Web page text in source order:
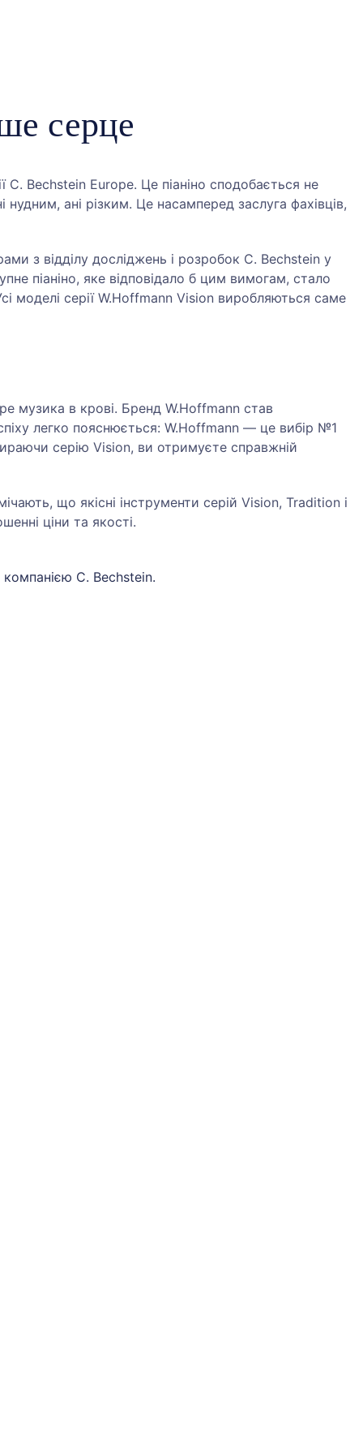
серце
C. Bechstein Europe. Це піаніно сподобається не
ані різким. Це насамперед заслуга фахівців,
з відділу досліджень і розробок C. Bechstein у
піаніно, яке відповідало б цим вимогам, стало
моделі серії W.Hoffmann Vision виробляються саме
музика в крові. Бренд W.Hoffmann став
легко пояснюється: W.Hoffmann — це вибір №1
серію Vision, ви отримуєте справжній
що якісні інструменти серій Vision, Tradition і
ціни та якості.
компанією C. Bechstein.